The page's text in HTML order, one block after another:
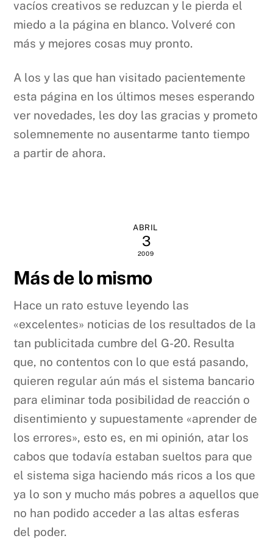
vacíos creativos se reduzcan y le pierda el
miedo a la página en blanco. Volveré con
más y mejores cosas muy pronto.
A los y las que han visitado pacientemente
esta página en los últimos meses esperando
ver novedades, les doy las gracias y prometo
solemnemente no ausentarme tanto tiempo
a partir de ahora.
ABRIL
3
2009
Más de lo mismo
Hace un rato estuve leyendo las
«excelentes» noticias de los resultados de la
tan publicitada cumbre del G-20. Resulta
que, no contentos con lo que está pasando,
quieren regular aún más el sistema bancario
para eliminar toda posibilidad de reacción o
disentimiento y supuestamente «aprender de
los errores», esto es, en mi opinión, atar los
cabos que todavía estaban sueltos para que
el sistema siga haciendo más ricos a los que
ya lo son y mucho más pobres a aquellos que
no han podido acceder a las altas esferas
del poder.